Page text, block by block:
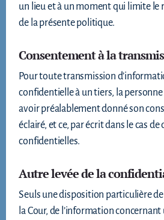
un lieu et à un moment qui limite le
de la présente politique.
Consentement à la
Pour toute transmission
confidentielle à un tiers, la
avoir préalablement donné son
éclairé, et ce, par écrit dans le cas de
confidentielles.
Autre levée de la
Seuls une disposition particulière
la Cour, de l’information